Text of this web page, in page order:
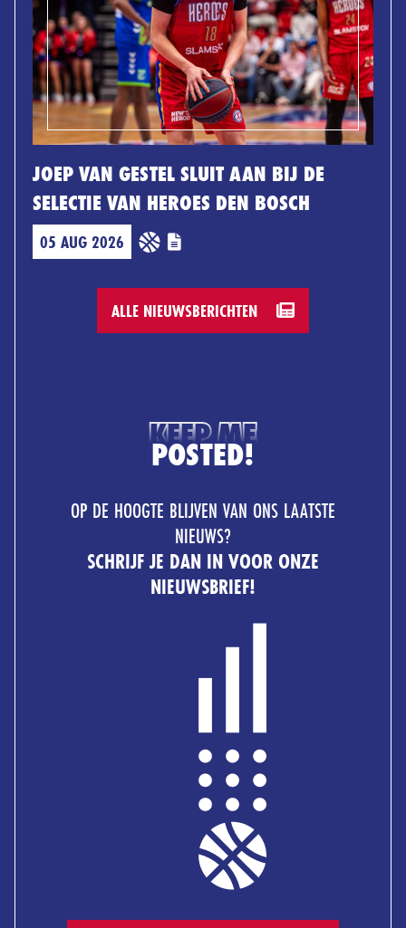
JOEP VAN GESTEL SLUIT AAN BIJ DE
SELECTIE VAN HEROES DEN BOSCH
05 AUG 2026
ALLE NIEUWSBERICHTEN
KEEP ME
POSTED!
OP DE HOOGTE BLIJVEN VAN ONS LAATSTE
NIEUWS?
SCHRIJF JE DAN IN VOOR ONZE
NIEUWSBRIEF!